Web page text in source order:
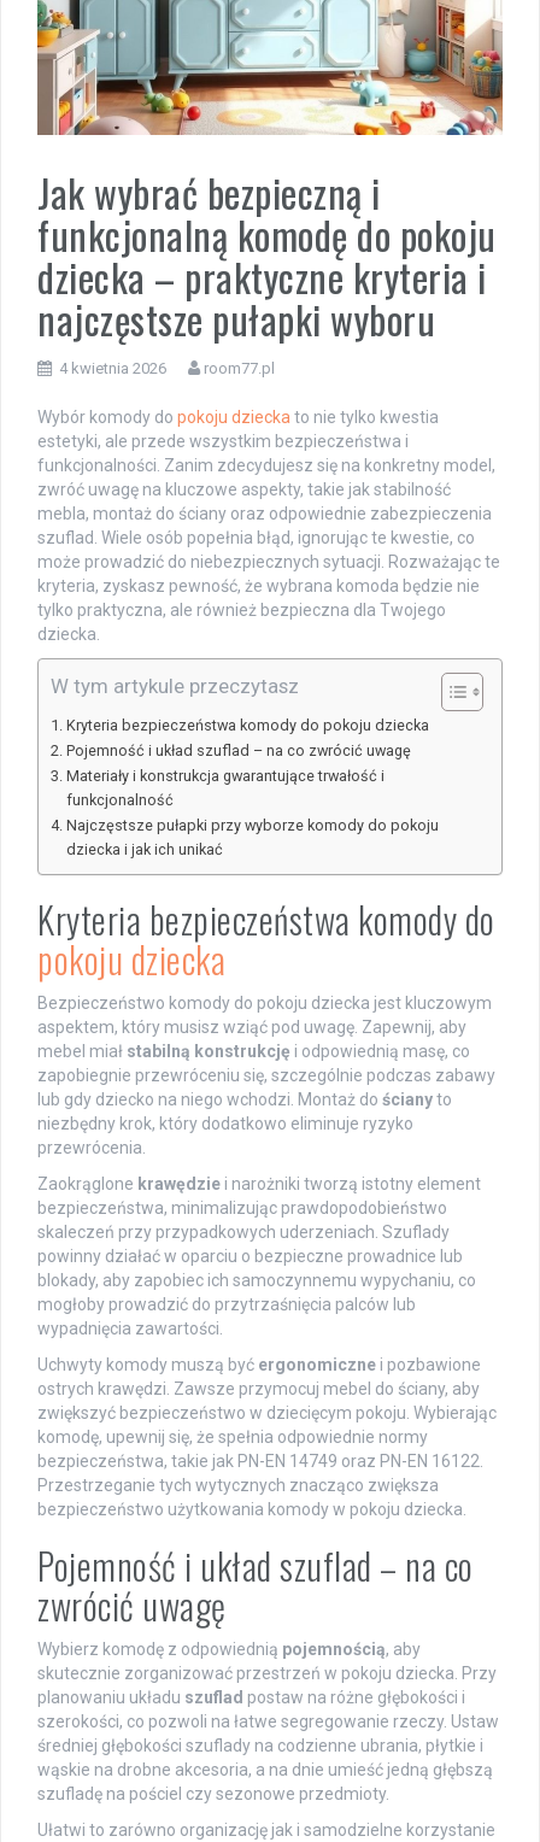
Jak wybrać bezpieczną i
funkcjonalną komodę do pokoju
dziecka – praktyczne kryteria i
najczęstsze pułapki wyboru
4 kwietnia 2026 room77.pl
Wybór komody do pokoju dzieckato nie tylko kwestia
estetyki, ale przede wszystkim bezpieczeństwa i
funkcjonalności. Zanim zdecydujesz się na konkretny model,
zwróć uwagę na kluczowe aspekty, takie jak stabilność
mebla, montaż do ściany oraz odpowiednie zabezpieczenia
szuflad. Wiele osób popełnia błąd, ignorując te kwestie, co
może prowadzić do niebezpiecznych sytuacji. Rozważając te
kryteria, zyskasz pewność, że wybrana komoda będzie nie
tylko praktyczna, ale również bezpieczna dla Twojego
dziecka.
W tym artykule przeczytasz
Kryteria bezpieczeństwa komody do pokoju dziecka
Pojemność i układ szuflad – na co zwrócić uwagę
Materiały i konstrukcja gwarantujące trwałość i
funkcjonalność
Najczęstsze pułapki przy wyborze komody do pokoju
dziecka i jak ich unikać
Kryteria bezpieczeństwa komody do
pokoju dziecka
Bezpieczeństwo komody do pokoju dziecka jest kluczowym
aspektem, który musisz wziąć pod uwagę. Zapewnij, aby
mebel miał stabilną konstrukcję i odpowiednią masę, co
zapobiegnie przewróceniu się, szczególnie podczas zabawy
lub gdy dziecko na niego wchodzi. Montaż do ścianyto
niezbędny krok, który dodatkowo eliminuje ryzyko
przewrócenia.
Zaokrąglone krawędzie i narożniki tworzą istotny element
bezpieczeństwa, minimalizując prawdopodobieństwo
skaleczeń przy przypadkowych uderzeniach. Szuflady
powinny działać w oparciu o bezpieczne prowadnice lub
blokady, aby zapobiec ich samoczynnemu wypychaniu, co
mogłoby prowadzić do przytrzaśnięcia palców lub
wypadnięcia zawartości.
Uchwyty komody muszą być ergonomiczne i pozbawione
ostrych krawędzi. Zawsze przymocuj mebel do ściany, aby
zwiększyć bezpieczeństwo w dziecięcym pokoju. Wybierając
komodę, upewnij się, że spełnia odpowiednie normy
bezpieczeństwa, takie jak PN-EN 14749 oraz PN-EN 16122.
Przestrzeganie tych wytycznych znacząco zwiększa
bezpieczeństwo użytkowania komody w pokoju dziecka.
Pojemność i układ szuflad – na co
zwrócić uwagę
Wybierz komodę z odpowiednią pojemnością, aby
skutecznie zorganizować przestrzeń w pokoju dziecka. Przy
planowaniu układu szuflad postaw na różne głębokości i
szerokości, co pozwoli na łatwe segregowanie rzeczy. Ustaw
średniej głębokości szuflady na codzienne ubrania, płytkie i
wąskie na drobne akcesoria, a na dnie umieść jedną głębszą
szufladę na pościel czy sezonowe przedmioty.
Ułatwi to zarówno organizację jak i samodzielne korzystanie